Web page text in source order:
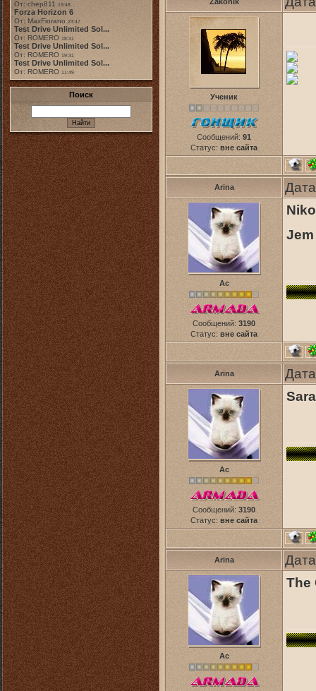
От: chep811 19:48
Forza Horizon 6
От: MaxFiorano 23:47
Test Drive Unlimited Sol...
От: ROMERO 18:31
Test Drive Unlimited Sol...
От: ROMERO 19:31
Test Drive Unlimited Sol...
От: ROMERO 11:49
Поиск Ученик
Сообщений: 91
Статус: вне сайта
Arina
Ас
Сообщений: 3190
Статус: вне сайта
Arina
Ас
Сообщений: 3190
Статус: вне сайта
Arina
Ас
The